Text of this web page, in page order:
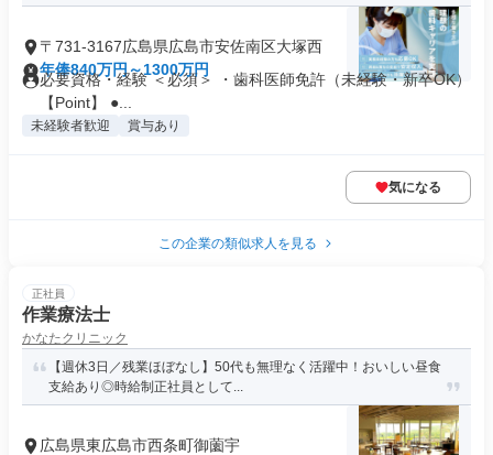
〒731-3167広島県広島市安佐南区大塚西
年俸840万円～1300万円
必要資格・経験 ＜必須＞ ・歯科医師免許（未経験・新卒OK）
【Point】 ●...
未経験者歓迎 賞与あり
気になる
この企業の類似求人を見る
正社員
作業療法士
かなたクリニック
【週休3日／残業ほぼなし】50代も無理なく活躍中！おいしい昼食
支給あり◎時給制正社員として...
広島県東広島市西条町御薗宇